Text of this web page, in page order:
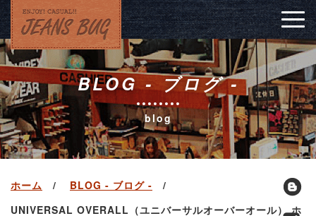
BLOG - ブログ -
blog
ホーム
BLOG - ブログ -
UNIVERSAL OVERALL（ユニバーサルオーバーオール） ホ